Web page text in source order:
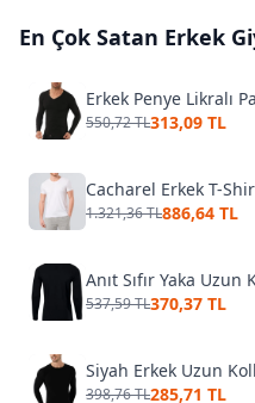
En Çok Satan Erkek
550,72 TL313,09 TL
1.321,36 TL886,64 TL
537,59 TL370,37 TL
398,76 TL285,71 TL